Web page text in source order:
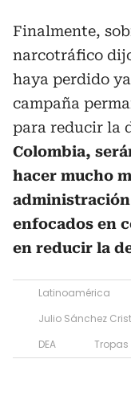
Finalmente,
narcotráfico
haya perdido
campaña
para reducir la
Colombia,
hacer mucho
administración
enfocados en
en reducir la
Latinoamérica
Julio Sánchez
DEA
Tropas